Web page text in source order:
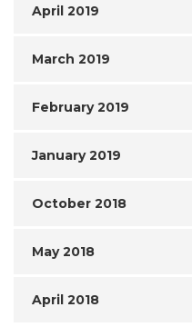
April 2019
March 2019
February 2019
January 2019
October 2018
May 2018
April 2018